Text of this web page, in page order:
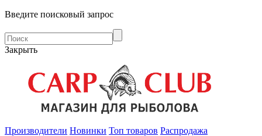
Введите поисковый запрос
Закрыть
Производители Новинки Топ товаров Распродажа